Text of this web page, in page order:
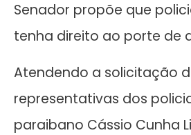
Senador propõe que
tenha direito ao porte de
Atendendo a solicitação
representativas dos
paraibano Cássio Cunha